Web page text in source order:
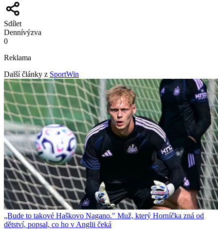
Sdílet
Dennívýzva
0
Reklama
Další články z SportWin
„Bude to takové Haškovo Nagano." Muž, který Horníčka zná od
dětství, popsal, co ho v Anglii čeká